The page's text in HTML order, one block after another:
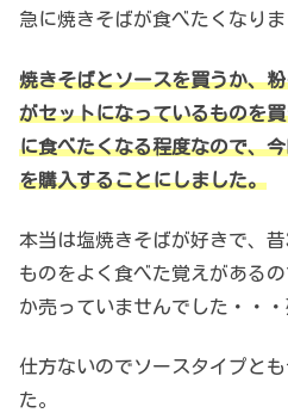
急に焼きそばが食べたくなりま
焼きそばとソースを買うか、
がセットになっているものを
に食べたくなる程度なので、
を購入することにしました。
本当は塩焼きそばが好きで、
ものをよく食べた覚えがある
か売っていませんでした・・・
仕方ないのでソースタイプと
た。